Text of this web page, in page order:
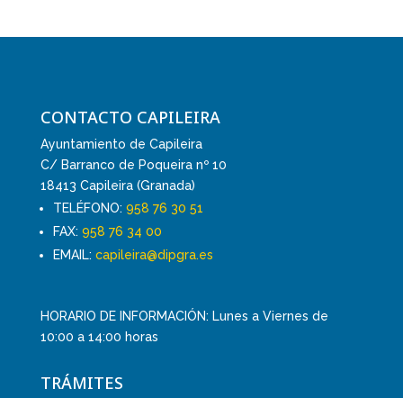
CONTACTO CAPILEIRA
Ayuntamiento de Capileira
C/ Barranco de Poqueira nº 10
18413 Capileira (Granada)
TELÉFONO: 958 76 30 51
FAX: 958 76 34 00
EMAIL: capileira@dipgra.es
HORARIO DE INFORMACIÓN: Lunes a Viernes de
10:00 a 14:00 horas
TRÁMITES